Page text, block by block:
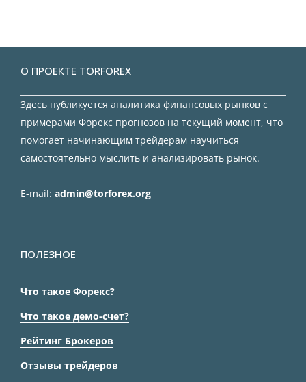
О ПРОЕКТЕ TORFOREX
Здесь публикуется аналитика финансовых рынков с
примерами Форекс прогнозов на текущий момент, что
помогает начинающим трейдерам научиться
самостоятельно мыслить и анализировать рынок.
E-mail: admin@torforex.org
ПОЛЕЗНОЕ
Что такое Форекс?
Что такое демо-счет?
Рейтинг Брокеров
Отзывы трейдеров